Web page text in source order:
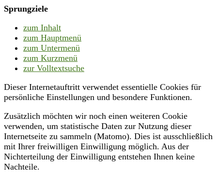
Sprungziele
zum Inhalt
zum Hauptmenü
zum Untermenü
zum Kurzmenü
zur Volltextsuche
Dieser Internetauftritt verwendet essentielle Cookies für
persönliche Einstellungen und besondere Funktionen.
Zusätzlich möchten wir noch einen weiteren Cookie
verwenden, um statistische Daten zur Nutzung dieser
Internetseite zu sammeln (Matomo). Dies ist ausschließlich
mit Ihrer freiwilligen Einwilligung möglich. Aus der
Nichterteilung der Einwilligung entstehen Ihnen keine
Nachteile.